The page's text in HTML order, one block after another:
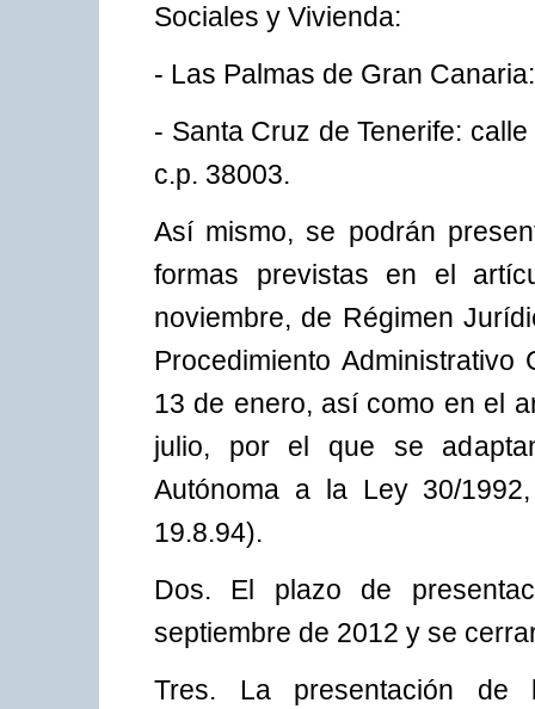
Sociales y Vivienda:
- Las Palmas de Gran
- Santa Cruz de Tenerife:
c.p. 38003.
Así mismo, se podrán
formas previstas en el
noviembre, de Régimen
Procedimiento
13 de enero, así como en el
julio, por el que se
Autónoma a la Ley 30/
19.8.94).
Dos. El plazo de
septiembre de 2012 y se
Tres. La presentación de